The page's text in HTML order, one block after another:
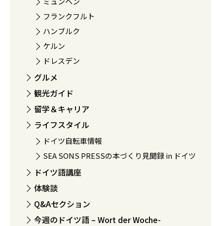
フランクフルト
ハンブルク
ケルン
ドレスデン
グルメ
観光ガイド
留学＆キャリア
ライフスタイル
ドイツ自転車情報
SEA SONS PRESSの本づくり見聞録 in ドイツ
ドイツ語講座
体験談
Q&Aセクション
今週のドイツ語 – Wort der Woche-